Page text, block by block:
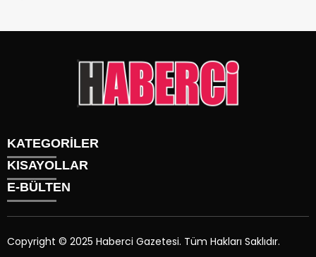
KATEGORİLER
Gündem
Siyaset
Sağlık
KISAYOLLAR
Künye
Üyelik
İletişim
E-BÜLTEN
Copyright © 2025 Haberci Gazetesi. Tüm Hakları Saklıdır.